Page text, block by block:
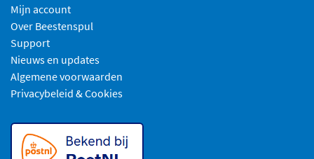
Mijn account
Over Beestenspul
Support
Nieuws en updates
Algemene voorwaarden
Privacybeleid & Cookies